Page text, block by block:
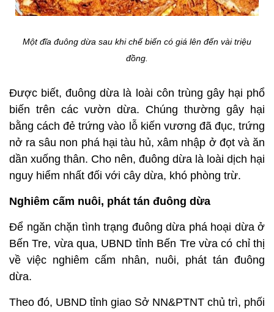
Một đĩa đuông dừa sau khi chế biến có giá lên đến vài triệu
đồng.
Được biết, đuông dừa là loài côn trùng gây hại phổ
biến trên các vườn dừa. Chúng thường gây hại
bằng cách đẻ trứng vào lỗ kiến vương đã đục, trứng
nở ra sâu non phá hại tàu hủ, xâm nhập ở đọt và ăn
dần xuống thân. Cho nên, đuông dừa là loài dịch hại
nguy hiểm nhất đối với cây dừa, khó phòng trừ.
Nghiêm cấm nuôi, phát tán đuông dừa
Để ngăn chặn tình trạng đuông dừa phá hoại dừa ở
Bến Tre, vừa qua, UBND tỉnh Bến Tre vừa có chỉ thị
về việc nghiêm cấm nhân, nuôi, phát tán đuông
dừa.
Theo đó, UBND tỉnh giao Sở NN&PTNT chủ trì, phối